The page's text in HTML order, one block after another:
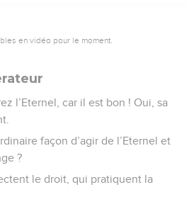
en vidéo pour le moment.
l’Eternel, car il est bon ! Oui, sa
façon d’agir de l’Eternel et
?
le droit, qui pratiquent la